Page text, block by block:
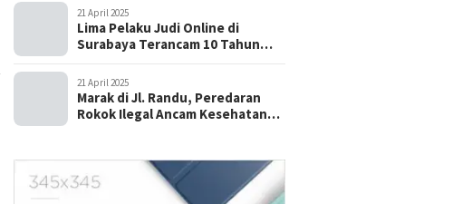
21 April 2025
Lima Pelaku Judi Online di
Surabaya Terancam 10 Tahun
21 April 2025
Marak di Jl. Randu, Peredaran
Rokok Ilegal Ancam Kesehatan